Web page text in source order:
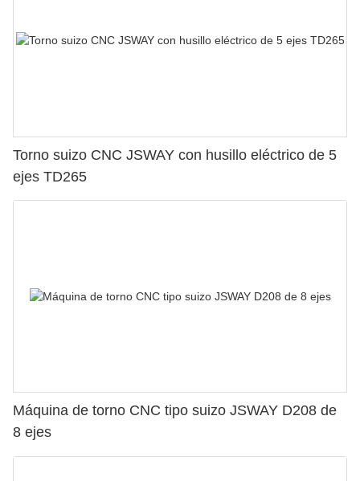
Torno suizo CNC JSWAY con husillo eléctrico de 5
ejes TD265
Máquina de torno CNC tipo suizo JSWAY D208 de
8 ejes